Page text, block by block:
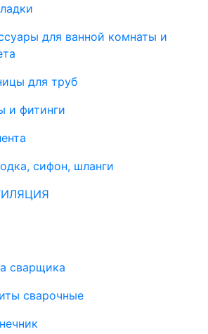
для ванной комнаты и
для труб
и фитинги
сифон, шланги
сварщика
сварочные